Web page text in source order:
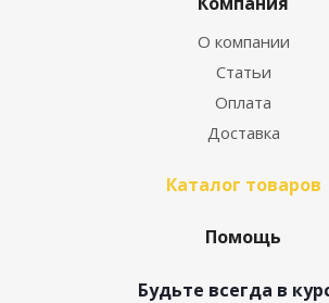
О компании
Статьи
Оплата
Доставка
Каталог товаров
Помощь
Будьте всегда в